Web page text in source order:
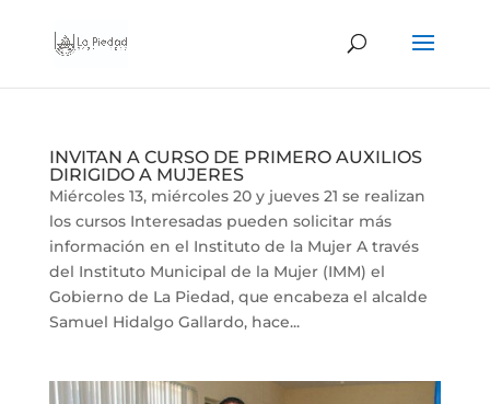
INVITAN A CURSO DE PRIMERO AUXILIOS
DIRIGIDO A MUJERES
Miércoles 13, miércoles 20 y jueves 21 se realizan
los cursos Interesadas pueden solicitar más
información en el Instituto de la Mujer A través
del Instituto Municipal de la Mujer (IMM) el
Gobierno de La Piedad, que encabeza el alcalde
Samuel Hidalgo Gallardo, hace...